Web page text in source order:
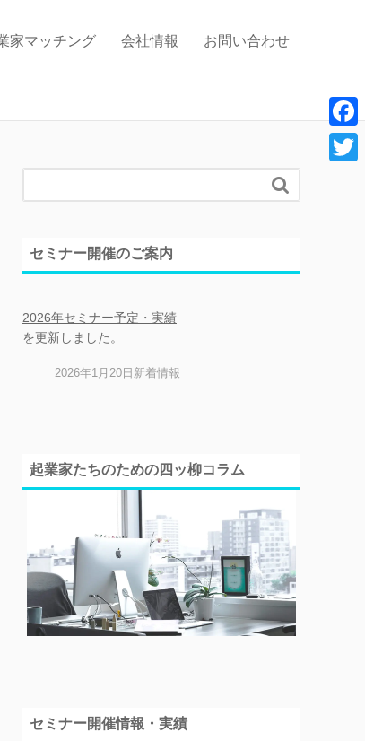
家マッチング 会社情報 お問い合わせ

セミナー開催のご案内
2026年セミナー予定・実績
を更新しました。
2026年1月20日新着情報
起業家たちのための四ッ柳コラム
セミナー開催情報・実績
F